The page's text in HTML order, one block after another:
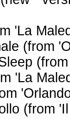
'La
(from
'La
(from